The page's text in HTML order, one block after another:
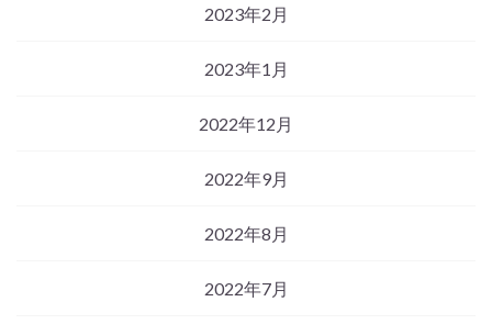
2023年2月
2023年1月
2022年12月
2022年9月
2022年8月
2022年7月